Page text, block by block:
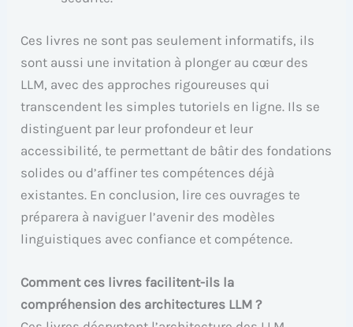
Ces livres ne sont pas seulement informatifs, ils
sont aussi une invitation à plonger au cœur des
LLM, avec des approches rigoureuses qui
transcendent les simples tutoriels en ligne. Ils se
distinguent par leur profondeur et leur
accessibilité, te permettant de bâtir des fondations
solides ou d’affiner tes compétences déjà
existantes. En conclusion, lire ces ouvrages te
préparera à naviguer l’avenir des modèles
linguistiques avec confiance et compétence.
Comment ces livres facilitent-ils la
compréhension des architectures LLM ?